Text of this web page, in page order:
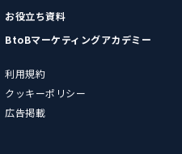
お役立ち資料
BtoBマーケティングアカデミー
利用規約
クッキーポリシー
広告掲載